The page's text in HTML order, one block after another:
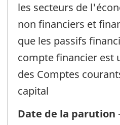
les secteurs de
non financiers et
que les passifs
compte financier est
des Comptes
capital
Date de la parution